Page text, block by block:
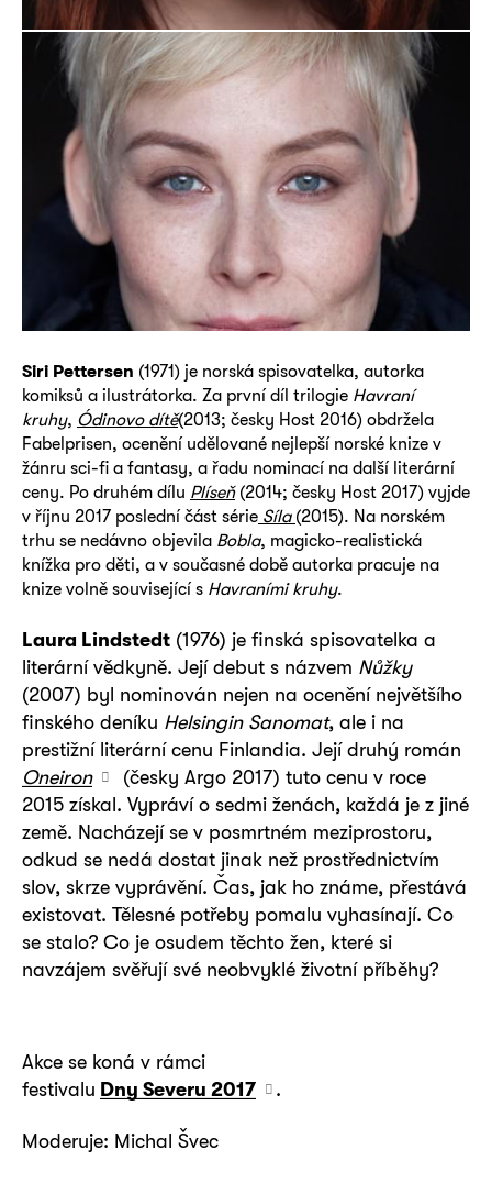
Siri Pettersen (1971) je norská spisovatelka, autorka
komiksů a ilustrátorka. Za první díl trilogie Havraní
kruhy, Ódinovo dítě(2013; česky Host 2016) obdržela
Fabelprisen, ocenění udělované nejlepší norské knize v
žánru sci-fi a fantasy, a řadu nominací na další literární
ceny. Po druhém dílu Plíseň(2014; česky Host 2017) vyjde
v říjnu 2017 poslední část série Síla (2015). Na norském
trhu se nedávno objevila Bobla, magicko-realistická
knížka pro děti, a v současné době autorka pracuje na
knize volně související s Havraními kruhy.
Laura Lindstedt (1976) je finská spisovatelka a
literární vědkyně. Její debut s názvem Nůžky
(2007) byl nominován nejen na ocenění největšího
finského deníku Helsingin Sanomat, ale i na
prestižní literární cenu Finlandia. Její druhý román
Oneiron
(česky Argo 2017) tuto cenu v roce
2015 získal. Vypráví o sedmi ženách, každá je z jiné
země. Nacházejí se v posmrtném meziprostoru,
odkud se nedá dostat jinak než prostřednictvím
slov, skrze vyprávění. Čas, jak ho známe, přestává
existovat. Tělesné potřeby pomalu vyhasínají. Co
se stalo? Co je osudem těchto žen, které si
navzájem svěřují své neobvyklé životní příběhy?
Akce se koná v rámci
festivalu Dny Severu 2017 .
Moderuje: Michal Švec